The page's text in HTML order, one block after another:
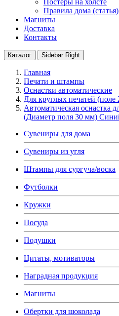
Правила дома (статья)
Магниты
Доставка
Контакты
Каталог Sidebar Right
Главная
Печати и штампы
Оснастки автоматические
Для круглых печатей
Автоматическая оснастка
(Диаметр поля 30 мм)
Сувениры для дома
Сувениры из угля
Штампы для сургуча/воска
Футболки
Кружки
Посуда
Подушки
Цитаты, мотиваторы
Наградная продукция
Магниты
Обертки для шоколада